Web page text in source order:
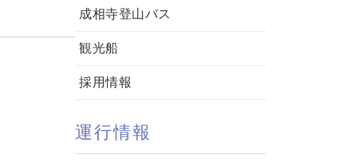
成相寺登山バス
観光船
採用情報
運行情報